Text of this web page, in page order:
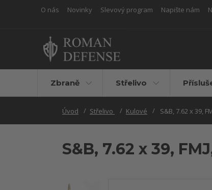
O nás Novinky Slevový program Napište nám
Zbraně Střelivo
Úvod Střelivo Kulové S&B, 7.62 x 39,
S&B, 7.62 x 39,